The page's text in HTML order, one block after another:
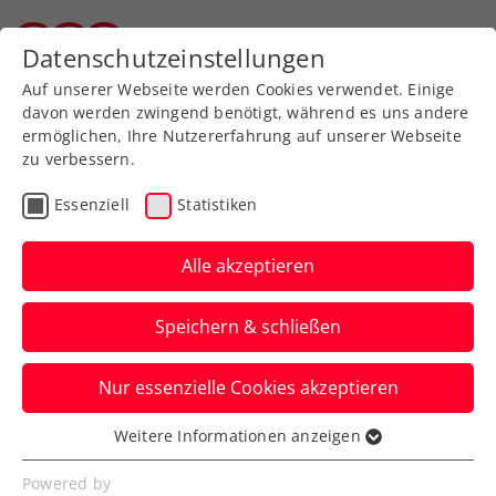
Zurück zur Newsübersicht
Turniere
Die neue ÖTV-
Seniorenrangliste ist da
Mit 17. Juli 2025 ist das nationale Ranking
für Senior:innen offiziell eingeführt.
Verfasst von: Manuel Wachta, 17.07.2025
Datenschutzeinstellungen
Auf unserer Webseite werden Cookies verwendet. Einige
davon werden zwingend benötigt, während es uns andere
ermöglichen, Ihre Nutzererfahrung auf unserer Webseite
zu verbessern.
Essenziell Statistiken
Alle akzeptieren
Speichern & schließen
Nur essenzielle Cookies akzeptieren
Essenziell
Essenzielle Cookies werden für grundlegende
Weitere Informationen anzeigen
Powered by